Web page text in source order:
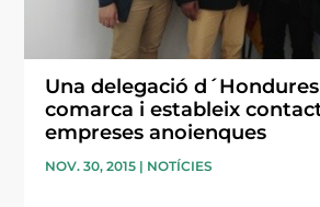
Una delegació
comarca i estableix
empreses anoienques
NOV. 30, 2015 | NOTÍCIES